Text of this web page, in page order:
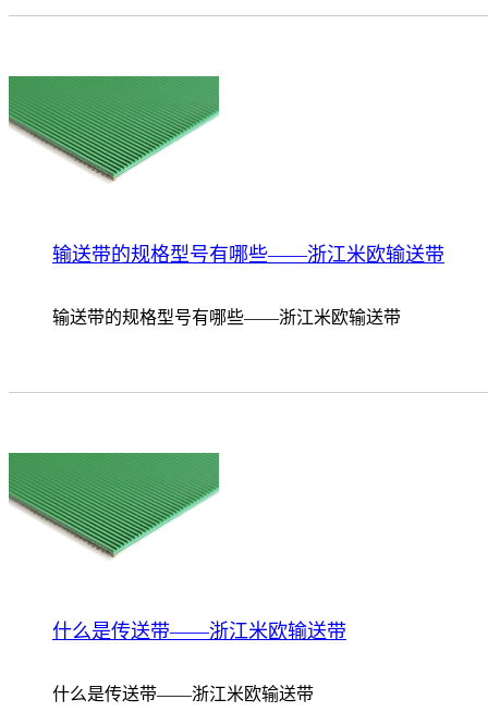
输送带的规格型号有哪些——浙江米欧输送带
输送带的规格型号有哪些——浙江米欧输送带
什么是传送带——浙江米欧输送带
什么是传送带——浙江米欧输送带